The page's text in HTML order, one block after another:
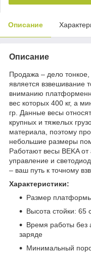
Описание
Описание
Продажа – дело
является взвешивание
вниманию
вес которых 400 кг, а
гр. Данные весы
крупных и тяжелых
материала, поэтому
небольшие размеры
Работают весы BEKA
управление и
– ваш путь к точному
Характеристики:
Размер
Высота стойки: 65
Время работы без
заряде
Минимальный